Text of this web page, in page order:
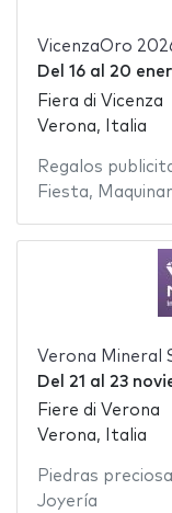
VicenzaOro
Del 16al 20
Fiera di Vicenza
Verona, Italia
Regalos
Fiesta,
Verona Mineral
Del 21 al 23
Fiere di Verona
Verona, Italia
Piedras
Joyería